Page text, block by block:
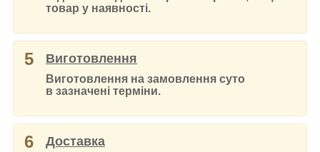
товар у наявності.
5 Виготовлення
Виготовлення на замовлення суто
в зазначені терміни.
6 Доставка